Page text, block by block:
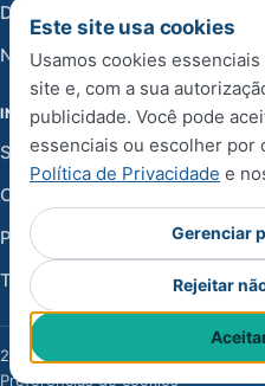
Dicas
Notícias
INSTITUCIONAL
Sobre a Life Center Shop
Central de Ajuda
Política de Privacidade
Termos e Condições de Uso
2026 Life Center Blog. Todos os
Preferências de cookies
Este site usa cookies
Usamos cookies
site e, com a sua
publicidade. Você pode
essenciais ou escolher por
Política de Privacidade e
Gerenciar
Rejeitar